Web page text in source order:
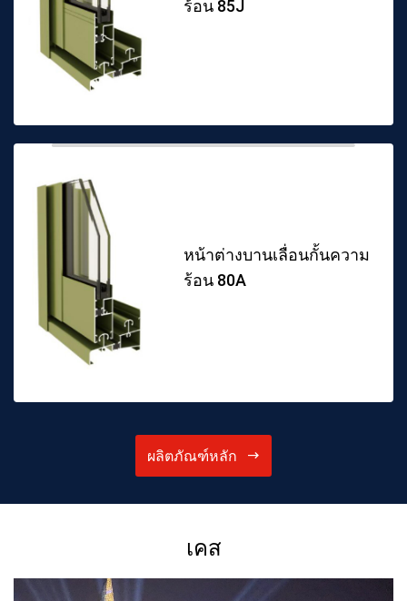
ร้อน 85J
หน้าต่างบานเลื่อนกั้นความ
ร้อน 80A
ผลิตภัณฑ์หลัก
เคส